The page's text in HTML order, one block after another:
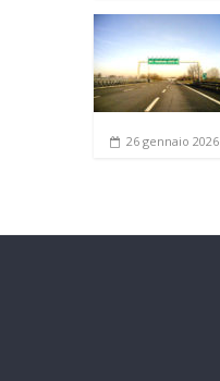
26 gennaio 2026